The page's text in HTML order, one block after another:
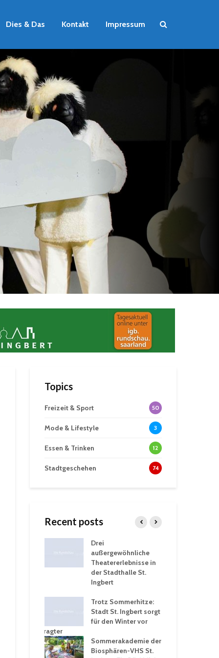
Dies & Das Kontakt Impressum
Topics
Freizeit & Sport 50
Mode & Lifestyle 3
Essen & Trinken 12
Stadtgeschehen 74
Recent posts
an
verschärfen
Drei
außergewöhnliche
Theatererlebnisse in
der Stadthalle St.
Ingbert
Trotz Sommerhitze:
Stadt St. Ingbert sorgt
für den Winter vor
Sommerakademie der
Biosphären-VHS St.